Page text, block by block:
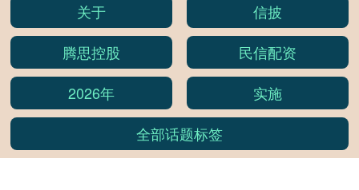
关于
信披
腾思控股
民信配资
2026年
实施
全部话题标签